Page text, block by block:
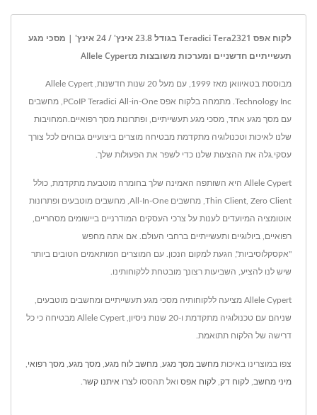
לקוח אפס Teradici Tera2321 בגודל 23.8 אינץ' / 24 אינץ' | מסכי מגע
תעשייתיים חדשניים ומערכות משובצות מAllele Cypert
מבוססת בטאיוואן מאז 1999, עם מעל 20 שנות חדשנות, Allele Cypert
Technology Inc. מתמחה בלקוח אפס PCoIP Teradici All-in-One, מחשבים
עם מסך מגע אחד, מסכי מגע תעשייתיים, ופתרונות מסך רפואיים.המחויבות
שלנו לאיכות וטכנולוגיה מתקדמת מבטיחה מוצרים ביצועיים גבוהים לכל צורך
עסקי.גלה את ההצעות שלנו כדי לשפר את הפעולות שלך.
Allele Cypert היא השותפה האמינה שלך בחומרה מוטבעת מתקדמת, כולל
Thin Client, Zero Client, מחשבים All-In-One, מחשבים מוטבעים ופתרונות
אוטומציה המיועדים לענות על צרכי העסקים המודרניים ביישומים מסחריים,
רפואיים, ביולוגיים ותעשייתיים ברחבי העולם. אם אתה מחפש
"אקסקלוסיביות", הגעת למקום הנכון. עם המוצרים המותאמים הטובים ביותר
שיש לנו להציע, השביעות רצונך מובטחת ללקוחותינו.
Allele Cypert מציעה ללקוחותיה מסכי מגע תעשייתיים ומחשבים מוטבעים,
שניהם עם טכנולוגיה מתקדמת ו-20 שנות ניסיון, Allele Cypert מבטיחה כי כל
דרישה של הלקוח תתואמת.
צפו במוצרינו באיכות מחשב מסך מגע מחשב לוח מגע מסך מגע מסך רפואי
מיני מחשב לקוח דק לקוח אפס ואל תהססו לצרו איתנו קשר